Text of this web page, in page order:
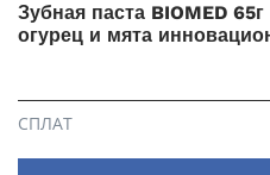
Зубная паста BIOMED
огурец и мята
СПЛАТ